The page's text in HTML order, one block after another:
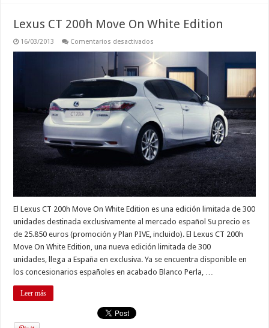
Lexus CT 200h Move On White Edition
16/03/2013 Comentarios desactivados
CT
200h
Move
On
Edition
El Lexus CT 200h Move On White Edition es una edición limitada de 300
unidades destinada exclusivamente al mercado español Su precio es
de 25.850 euros (promoción y Plan PIVE, incluido). El Lexus CT 200h
Move On White Edition, una nueva edición limitada de 300
unidades, llega a España en exclusiva. Ya se encuentra disponible en
los concesionarios españoles en acabado Blanco Perla, …
Leer más